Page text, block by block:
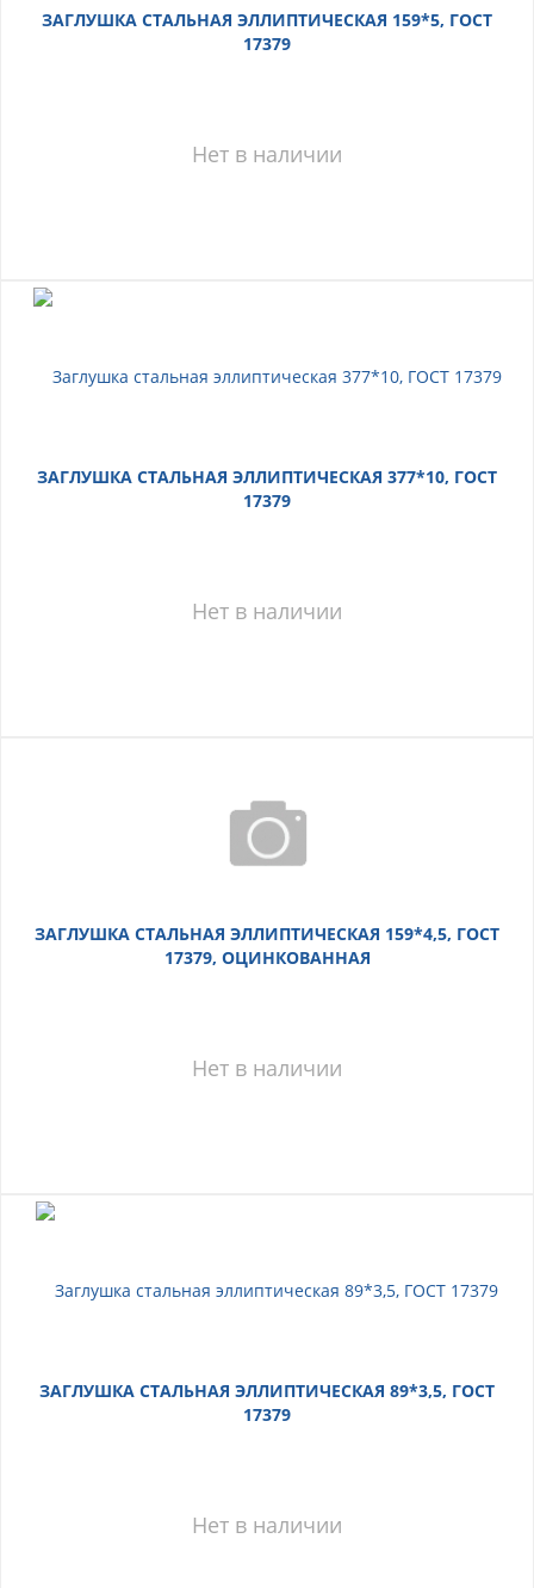
ЗАГЛУШКА СТАЛЬНАЯ ЭЛЛИПТИЧЕСКАЯ 159*5, ГОСТ
17379
Нет в наличии
ЗАГЛУШКА СТАЛЬНАЯ ЭЛЛИПТИЧЕСКАЯ 377*10, ГОСТ
17379
Нет в наличии
ЗАГЛУШКА СТАЛЬНАЯ ЭЛЛИПТИЧЕСКАЯ 159*4,5, ГОСТ
17379, ОЦИНКОВАННАЯ
Нет в наличии
ЗАГЛУШКА СТАЛЬНАЯ ЭЛЛИПТИЧЕСКАЯ 89*3,5, ГОСТ
17379
Нет в наличии